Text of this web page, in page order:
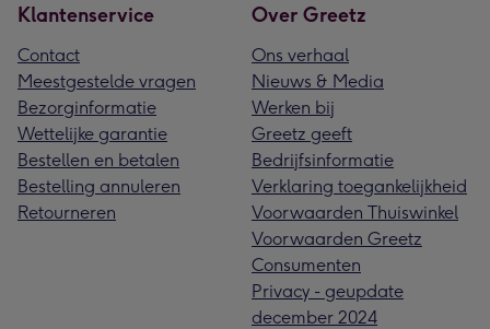
Klantenservice
Contact
Meestgestelde vragen
Bezorginformatie
Wettelijke garantie
Bestellen en betalen
Bestelling annuleren
Retourneren
Over Greetz
Ons verhaal
Nieuws & Media
Werken bij
Greetz geeft
Bedrijfsinformatie
Verklaring toegankelijkheid
Voorwaarden Thuiswinkel
Voorwaarden Greetz
Consumenten
Privacy - geupdate
december 2024